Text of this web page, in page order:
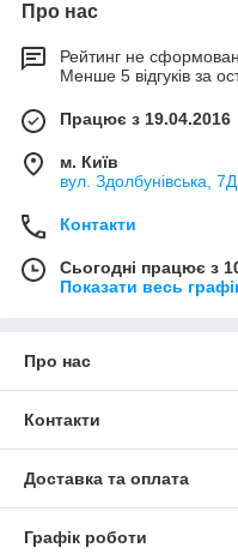
Про нас
Рейтинг не
Менше 5 відгуків за
Працює з 19.04.2016
м. Київ
вул. Здолбунівська,
Контакти
Сьогодні працює з
Показати весь
Про нас
Контакти
Доставка та оплата
Графік роботи